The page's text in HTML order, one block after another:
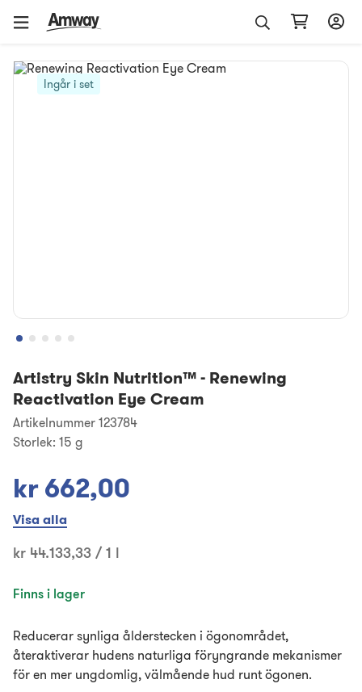
Ingår i set
Artistry Skin Nutrition™- Renewing
Reactivation Eye Cream
Artikelnummer 123784
Storlek: 15 g
kr 662,00
Visa alla
kr 44.133,33 / 1 l
Finns i lager
Reducerar synliga ålderstecken i ögonområdet,
återaktiverar hudens naturliga föryngrande mekanismer
för en mer ungdomlig, välmående hud runt ögonen.